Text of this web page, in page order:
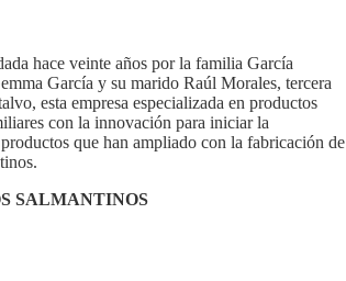
hace veinte años por la familia García
García y su marido Raúl Morales, tercera
esta empresa especializada en productos
con la innovación para iniciar la
que han ampliado con la fabricación de
SALMANTINOS